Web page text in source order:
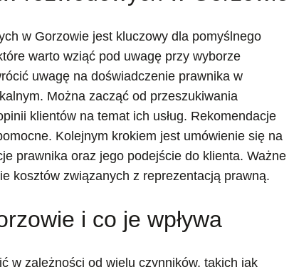
w Gorzowie jest kluczowy dla pomyślnego
warto wziąć pod uwagę przy wyborze
uwagę na doświadczenie prawnika w
Można zacząć od przeszukiwania
klientów na temat ich usług. Rekomendacje
Kolejnym krokiem jest umówienie się na
prawnika oraz jego podejście do klienta. Ważne
kosztów związanych z reprezentacją prawną.
i co je wpływa
w zależności od wielu czynników, takich jak